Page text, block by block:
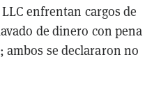
enfrentan cargos de
de dinero con pena
ambos se declararon no